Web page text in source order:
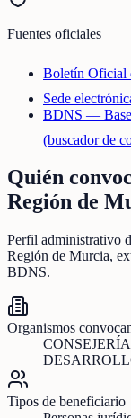
Fuentes oficiales
Boletín Oficial
Sede
BDNS — Base
(buscador de
Quién
Región de
Perfil administrativo
Región de Murcia,
BDNS.
Organismos
Tipos de beneficiario